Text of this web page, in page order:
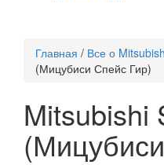
Главная / Все о
(Мицубиси Спейс Гир)
Mitsubishi